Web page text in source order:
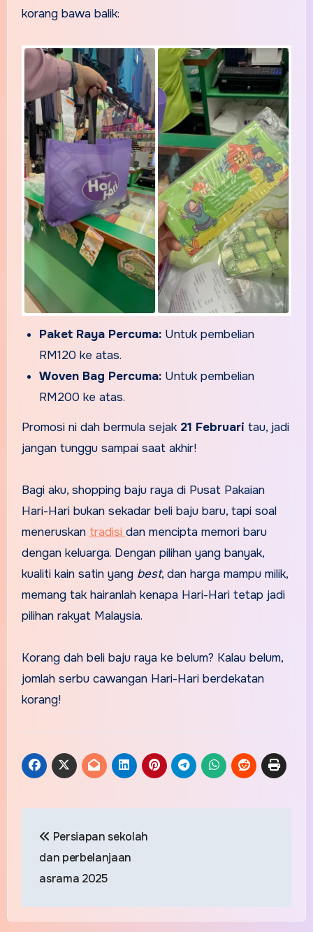
korang bawa balik:
Paket Raya Percuma: Untuk pembelian
RM120 ke atas.
Woven Bag Percuma: Untuk pembelian
RM200 ke atas.
Promosi ni dah bermula sejak 21 Februari tau, jadi
jangan tunggu sampai saat akhir!
Bagi aku, shopping baju raya di Pusat Pakaian
Hari-Hari bukan sekadar beli baju baru, tapi soal
meneruskan tradisi dan mencipta memori baru
dengan keluarga. Dengan pilihan yang banyak,
kualiti kain satin yang best, dan harga mampu milik,
memang tak hairanlah kenapa Hari-Hari tetap jadi
pilihan rakyat Malaysia.
Korang dah beli baju raya ke belum? Kalau belum,
jomlah serbu cawangan Hari-Hari berdekatan
korang!
navigation
Persiapan sekolah
dan perbelanjaan
asrama 2025